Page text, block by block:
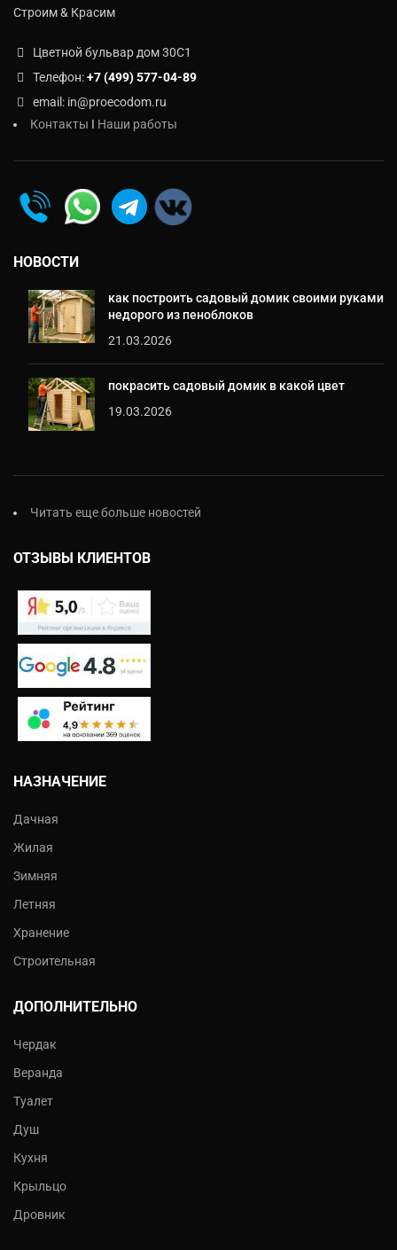
Строим & Красим
Цветной бульвар дом 30C1
Телефон:+7 (499) 577-04-89
email: in@proecodom.ru
Контакты I Наши работы
НОВОСТИ
как построить садовый домик своими руками
недорого из пеноблоков
21.03.2026
покрасить садовый домик в какой цвет
19.03.2026
Читать еще больше новостей
ОТЗЫВЫ КЛИЕНТОВ
НАЗНАЧЕНИЕ
Дачная
Жилая
Зимняя
Летняя
Хранение
Строительная
ДОПОЛНИТЕЛЬНО
Чердак
Веранда
Туалет
Душ
Кухня
Крыльцо
Дровник